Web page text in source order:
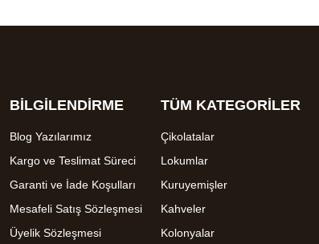
BİLGİLENDİRME
Blog Yazılarımız
Kargo ve Teslimat Süreci
Garanti ve İade Koşulları
Mesafeli Satış Sözleşmesi
Üyelik Sözleşmesi
TÜM KATEGORİLER
Çikolatalar
Lokumlar
Kuruyemişler
Kahveler
Kolonyalar